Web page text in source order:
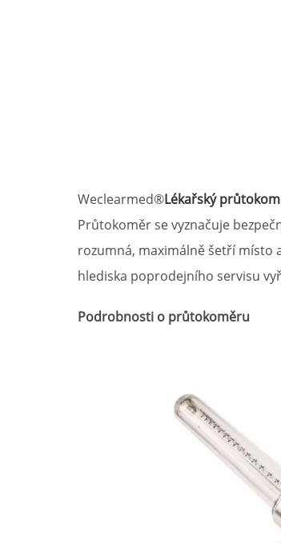
Weclearmed®Lékařský
Průtokoměr se vyznačuje
rozumná, maximálně šetří místo
hlediska poprodejního servisu
Podrobnosti o průtokoměru